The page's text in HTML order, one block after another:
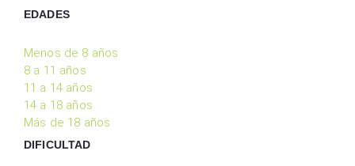
EDADES
Menos de 8 años
8 a 11 años
11 a 14 años
14 a 18 años
Más de 18 años
DIFICULTAD